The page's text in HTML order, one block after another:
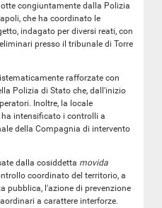
congiuntamente dalla Polizia
che ha coordinato le
indagato per diversi reati, con
presso il tribunale di Torre
rafforzate con
Polizia di Stato che, dall'inizio
Inoltre, la locale
ha intensificato i controlli a
della Compagnia di intervento
dalla cosiddetta movida
coordinato del territorio, a
pubblica, l'azione di prevenzione
a carattere interforze.